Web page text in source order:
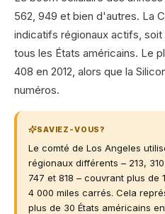
562, 949 et bien d'autres. La
indicatifs régionaux actifs,
tous les États américains. Le
408 en 2012, alors que la
numéros.
SAVIEZ-VOUS?
Le comté de Los Angeles
régionaux différents – 213,
747 et 818 – couvrant plus de
4 000 miles carrés. Cela
plus de 30 États américains